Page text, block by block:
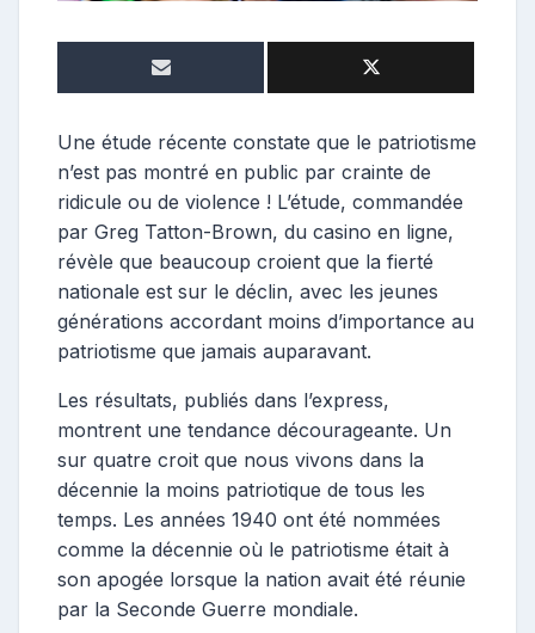
Une étude récente constate que le patriotisme
n’est pas montré en public par crainte de
ridicule ou de violence ! L’étude, commandée
par Greg Tatton-Brown, du casino en ligne,
révèle que beaucoup croient que la fierté
nationale est sur le déclin, avec les jeunes
générations accordant moins d’importance au
patriotisme que jamais auparavant.
Les résultats, publiés dans l’express,
montrent une tendance décourageante. Un
sur quatre croit que nous vivons dans la
décennie la moins patriotique de tous les
temps. Les années 1940 ont été nommées
comme la décennie où le patriotisme était à
son apogée lorsque la nation avait été réunie
par la Seconde Guerre mondiale.